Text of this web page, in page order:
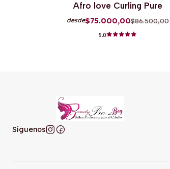
Afro love Curling Pure
desde$75.000,00$86.500,00
5.0
Síguenos